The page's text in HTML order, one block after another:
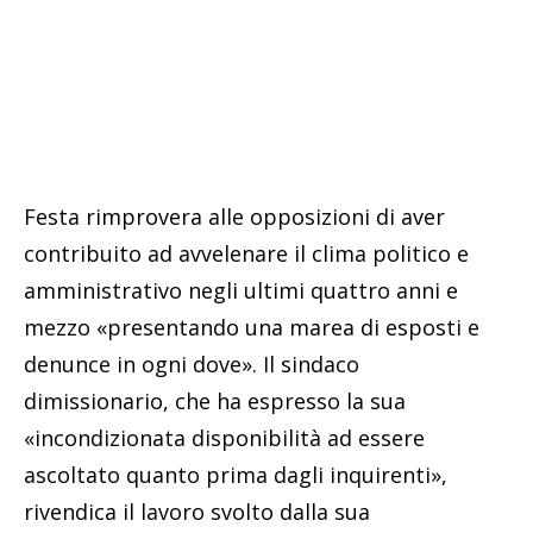
Festa rimprovera alle opposizioni di aver
contribuito ad avvelenare il clima politico e
amministrativo negli ultimi quattro anni e
mezzo «presentando una marea di esposti e
denunce in ogni dove». Il sindaco
dimissionario, che ha espresso la sua
«incondizionata disponibilità ad essere
ascoltato quanto prima dagli inquirenti»,
rivendica il lavoro svolto dalla sua